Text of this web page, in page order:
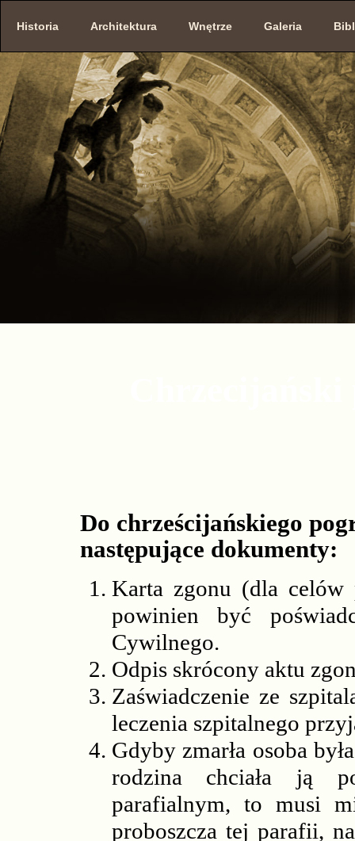
Historia Architektura Wnętrze Galeria
Do chrześcijańskiego
następujące dokumenty:
Karta zgonu (dla celów
powinien być
Cywilnego.
Odpis skrócony aktu
Zaświadczenie ze
leczenia szpitalnego
Gdyby zmarła osoba
rodzina chciała ją
parafialnym, to musi
proboszcza tej parafii,